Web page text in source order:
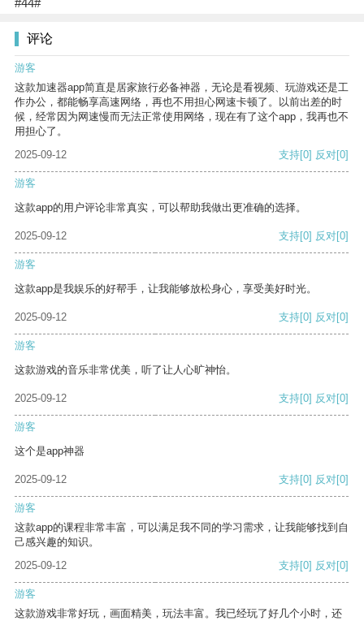
#44#
评论
游客
这款加速器app简直是居家旅行必备神器，无论是看视频、玩游戏还是工
作办公，都能畅享高速网络，再也不用担心网速卡顿了。以前出差的时
候，经常因为网速慢而无法正常使用网络，现在有了这个app，我再也不
用担心了。
2025-09-12
支持[0] 反对[0]
游客
这款app的用户评论非常真实，可以帮助我做出更准确的选择。
2025-09-12 支持[0] 反对[0]
游客
这款app是我娱乐的好帮手，让我能够放松身心，享受美好时光。
2025-09-12 支持[0] 反对[0]
游客
这款游戏的音乐非常优美，听了让人心旷神怡。
2025-09-12 支持[0] 反对[0]
游客
这个是app神器
2025-09-12 支持[0] 反对[0]
游客
这款app的课程非常丰富，可以满足我不同的学习需求，让我能够找到自
己感兴趣的知识。
2025-09-12
支持[0] 反对[0]
游客
这款游戏非常好玩，画面精美，玩法丰富。我已经玩了好几个小时，还